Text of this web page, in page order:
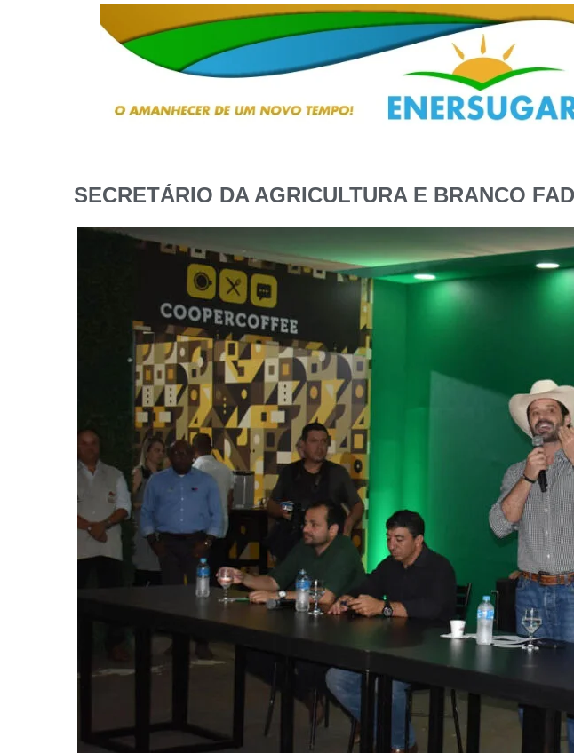
SECRETÁRIO DA AGRICULTURA E BRANCO